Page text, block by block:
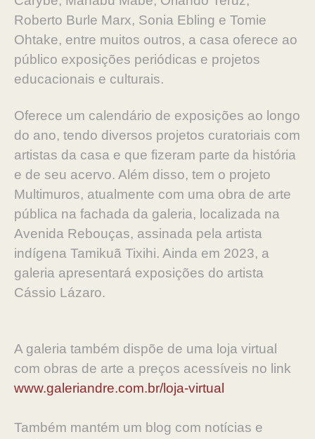
Roberto Burle Marx, Sonia Ebling e Tomie
Ohtake, entre muitos outros, a casa oferece ao
público exposições periódicas e projetos
educacionais e culturais.
Oferece um calendário de exposições ao longo
do ano, tendo diversos projetos curatoriais com
artistas da casa e que fizeram parte da história
e de seu acervo. Além disso, tem o projeto
Multimuros, atualmente com uma obra de arte
pública na fachada da galeria, localizada na
Avenida Rebouças, assinada pela artista
indígena Tamikuã Tixihi. Ainda em 2023, a
galeria apresentará exposições do artista
Cássio Lázaro.
A galeria também dispõe de uma loja virtual
com obras de arte a preços acessíveis no link
www.galeriandre.com.br/loja-virtual
Também mantém um blog com notícias e